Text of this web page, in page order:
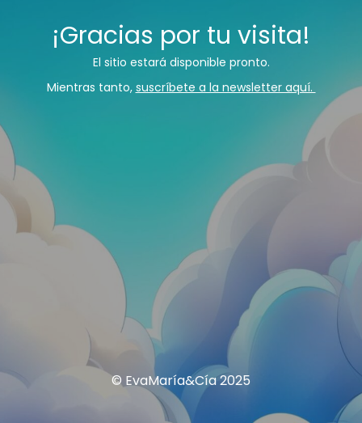
¡Gracias por tu visita!
El sitio estará disponible pronto.
Mientras tanto, suscríbete a la newsletter aquí.
© EvaMaría&Cía 2025